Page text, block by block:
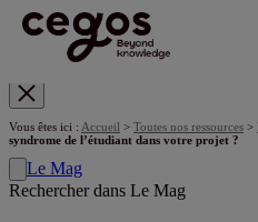
Vous êtes ici : Accueil > Toutes nos ressources >
syndrome de l’étudiant dans votre projet ?
Le Mag
Rechercher dans Le Mag